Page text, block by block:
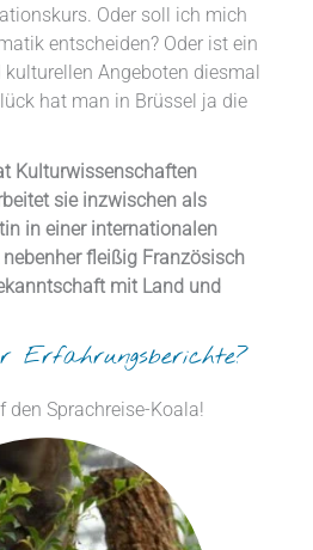
Oder soll ich mich
entscheiden? Oder ist ein
Angeboten diesmal
hat man in Brüssel ja die
Kulturwissenschaften
sie inzwischen als
in einer internationalen
fleißig Französisch
mit Land und
Erfahrungsberichte?
den Sprachreise-Koala!